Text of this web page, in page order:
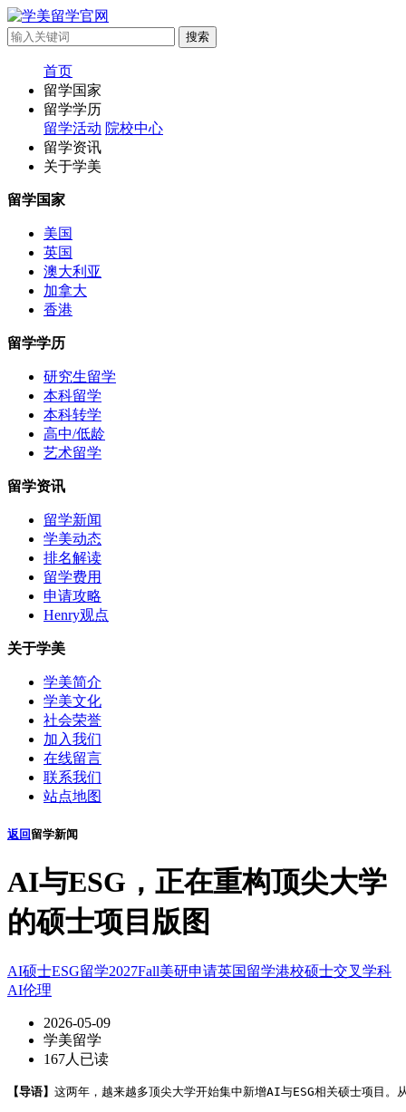
首页
留学国家
留学学历
留学活动 院校中心
留学资讯
关于学美
留学国家
美国
英国
澳大利亚
加拿大
香港
留学学历
研究生留学
本科留学
本科转学
高中/低龄
艺术留学
留学资讯
留学新闻
学美动态
排名解读
留学费用
申请攻略
Henry观点
关于学美
学美简介
学美文化
社会荣誉
加入我们
在线留言
联系我们
站点地图
返回 留学新闻
AI与ESG，正在重构顶尖大学
的硕士项目版图
AI硕士ESG留学2027Fall美研申请英国留学港校硕士交叉学科
AI伦理
2026-05-09
学美留学
167人已读
【导语】 这两年，越来越多顶尖大学开始集中新增AI与ESG相关硕士项目